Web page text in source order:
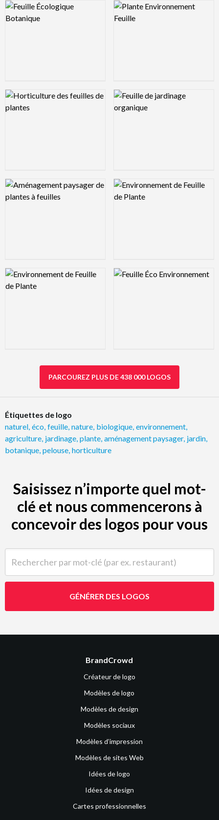
Logo Preview Image Logo Preview Image
Logo Preview Image Logo Preview Image
Logo Preview Image Logo Preview Image
Logo Preview Image Logo Preview Image
PARCOUREZ PLUS DE 438 000 LOGOS
Étiquettes de logo
naturel éco feuille nature biologique environnement
agriculture jardinage plante aménagement paysager, jardin
botanique pelouse horticulture
Saisissez n’importe quel mot-
clé et nous commencerons à
concevoir des logos pour vous
GÉNÉRER DES LOGOS
BrandCrowd
Créateur de logo
Modèles de logo
Modèles de design
Modèles sociaux
Modèles d’impression
Modèles de sites Web
Idées de logo
Idées de design
Cartes professionnelles